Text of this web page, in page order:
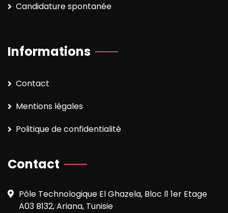
Candidature spontanée
Informations
Contact
Mentions légales
Politique de confidentialité
Contact
Pôle Technologique El Ghazela, Bloc I1 1er Etage
A03 B132, Ariana, Tunisie